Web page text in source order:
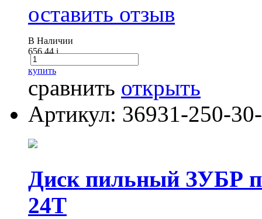
оставить отзыв
В Наличии
656.44i
купить
сравнить открыть
Артикул: 36931-250-
Диск пильный ЗУБР
24Т